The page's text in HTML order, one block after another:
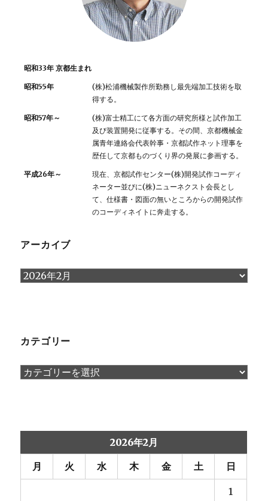
昭和33年 京都生まれ
昭和55年
(株)松浦機械製作所勤務し最先端加工技術を取
得する。
昭和57年～
(株)富士精工にて各方面の研究所様と試作加工
及び装置開発に従事する。その間、京都機械金
属青年連絡会代表幹事・京都試作ネット理事を
歴任して京都ものづくり界の発展に参画する。
平成26年～
現在、京都試作センター(株)開発試作コーディ
ネーター並びに(株)ニューネクスト会長とし
て、仕様書・図面の無いところからの開発試作
のコーディネイトに奔走する。
アーカイブ
ア
ブ
カテゴリー
カ
2026年2月
月
火 水 木 金 土 日
1